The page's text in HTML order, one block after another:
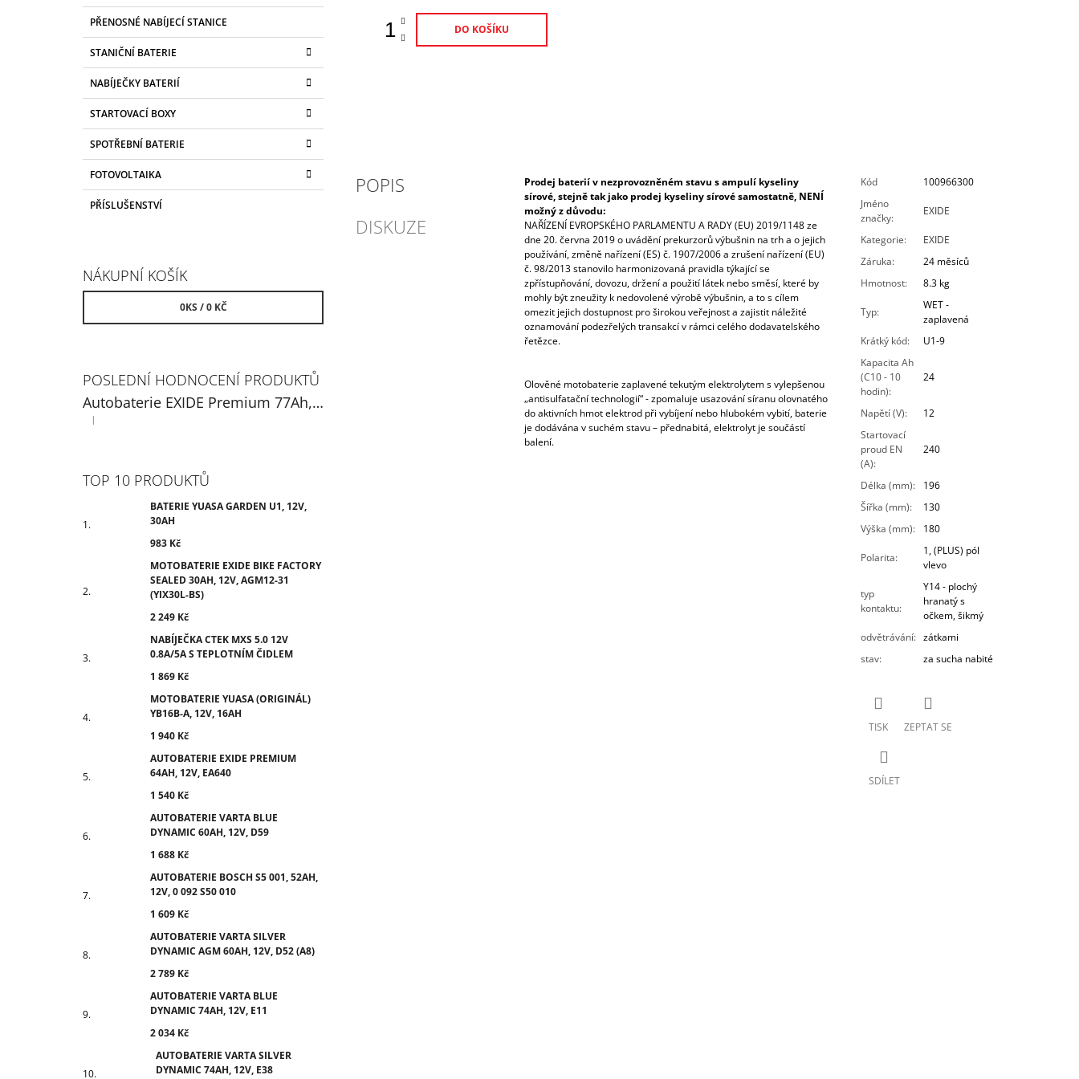
PŘENOSNÉ NABÍJECÍ STANICE
STANIČNÍ BATERIE
NABÍJEČKY BATERIÍ
STARTOVACÍ BOXY
SPOTŘEBNÍ BATERIE
FOTOVOLTAIKA
PŘÍSLUŠENSTVÍ
NÁKUPNÍ KOŠÍK
0KS /0 KČ
POSLEDNÍ HODNOCENÍ PRODUKTŮ
Autobaterie EXIDE Premium 77Ah, 12V, EA770
Hodnocení produktu je 5 z 5 hvězdiček.
|
TOP 10 PRODUKTŮ
BATERIE YUASA GARDEN U1, 12V,
30AH
983 Kč
MOTOBATERIE EXIDE BIKE FACTORY
SEALED 30AH, 12V, AGM12-31
(YIX30L-BS)
2 249 Kč
NABÍJEČKA CTEK MXS 5.0 12V
0.8A/5A S TEPLOTNÍM ČIDLEM
1 869 Kč
MOTOBATERIE YUASA (ORIGINÁL)
YB16B-A, 12V, 16AH
1 940 Kč
AUTOBATERIE EXIDE PREMIUM
64AH, 12V, EA640
1 540 Kč
AUTOBATERIE VARTA BLUE
DYNAMIC 60AH, 12V, D59
1 688 Kč
AUTOBATERIE BOSCH S5 001, 52AH,
12V, 0 092 S50 010
1 609 Kč
AUTOBATERIE VARTA SILVER
DYNAMIC AGM 60AH, 12V, D52 (A8)
2 789 Kč
AUTOBATERIE VARTA BLUE
DYNAMIC 74AH, 12V, E11
2 034 Kč
AUTOBATERIE VARTA SILVER
DYNAMIC 74AH, 12V, E38
DO KOŠÍKU
POPIS
DISKUZE
Prodej baterií v nezprovozněném stavu s ampulí kyseliny
sírové, stejně tak jako prodej kyseliny sírové samostatně, NENÍ
možný z důvodu:
NAŘÍZENÍ EVROPSKÉHO PARLAMENTU A RADY (EU) 2019/1148 ze
dne 20. června 2019 o uvádění prekurzorů výbušnin na trh a o jejich
používání, změně nařízení (ES) č. 1907/2006 a zrušení nařízení (EU)
č. 98/2013 stanovilo harmonizovaná pravidla týkající se
zpřístupňování, dovozu, držení a použití látek nebo směsí, které by
mohly být zneužity k nedovolené výrobě výbušnin, a to s cílem
omezit jejich dostupnost pro širokou veřejnost a zajistit náležité
oznamování podezřelých transakcí v rámci celého dodavatelského
řetězce.
Olověné motobaterie zaplavené tekutým elektrolytem s vylepšenou
„antisulfatační technologií“ - zpomaluje usazování síranu olovnatého
do aktivních hmot elektrod při vybíjení nebo hlubokém vybití, baterie
je dodávána v suchém stavu – přednabitá, elektrolyt je součástí
balení.
Kód
100966300
Jméno
značky:
EXIDE
Kategorie:
EXIDE
Záruka:
24 měsíců
Hmotnost: 8.3 kg
Typ:
WET -
zaplavená
Krátký kód:
U1-9
Kapacita Ah
(C10 - 10
hodin):
24
Napětí (V):
12
Startovací
proud EN
(A):
240
Délka (mm):
196
Šířka (mm):
130
Výška (mm): 180
Polarita:
1, (PLUS) pól
vlevo
typ
kontaktu:
Y14 - plochý
hranatý s
očkem, šikmý
odvětrávání: zátkami
stav: za sucha nabité
TISK ZEPTAT SE
SDÍLET